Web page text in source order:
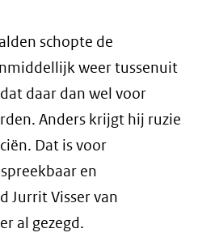
schopte de
weer tussenuit
daar dan wel voor
Anders krijgt hij ruzie
Dat is voor
en
Jurrit Visser van
al gezegd.